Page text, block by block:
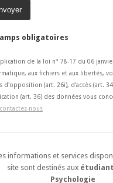
obligatoires
de la loi n° 78-17 du 06
aux fichiers et aux libertés,
d'opposition (art. 26i), d'accès (art.
(art. 36) des données vous
contactez-nous
informations et services
site sont destinés aux
Psychologie